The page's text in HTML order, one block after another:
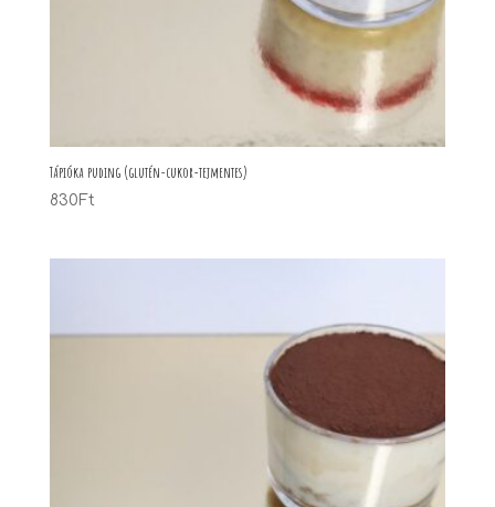
Tápióka puding (glutén-cukor-tejmentes)
830 Ft